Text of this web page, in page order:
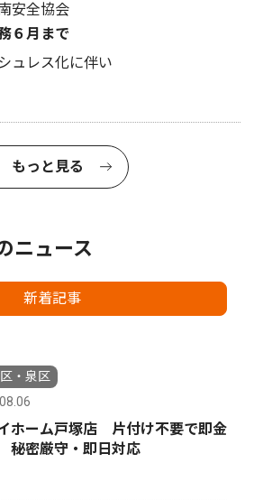
安全協会
６月まで
ュレス化に伴い
もっと見る
ニュース
新着記事
・泉区
ホーム戸塚店 片付け不要で即金
秘密厳守・即日対応